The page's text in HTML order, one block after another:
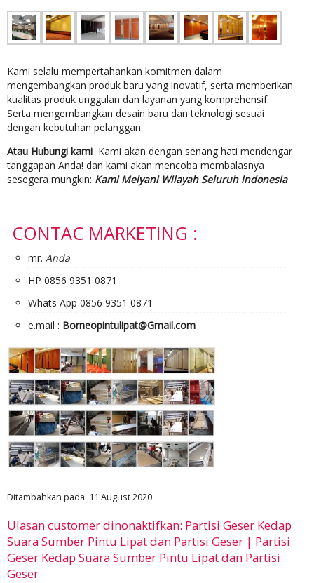
Kami selalu mempertahankan komitmen dalam
mengembangkan produk baru yang inovatif, serta memberikan
kualitas produk unggulan dan layanan yang komprehensif.
Serta mengembangkan desain baru dan teknologi sesuai
dengan kebutuhan pelanggan.
Atau Hubungi kami Kami akan dengan senang hati mendengar
tanggapan Anda! dan kami akan mencoba membalasnya
sesegera mungkin: Kami Melyani Wilayah Seluruh indonesia
CONTAC MARKETING :
mr. Anda
HP 0856 9351 0871
Whats App 0856 9351 0871
e.mail : Borneopintulipat@Gmail.com
Ditambahkan pada: 11 August 2020
Ulasan customer dinonaktifkan: Partisi Geser Kedap
Suara Sumber Pintu Lipat dan Partisi Geser | Partisi
Geser Kedap Suara Sumber Pintu Lipat dan Partisi
Geser